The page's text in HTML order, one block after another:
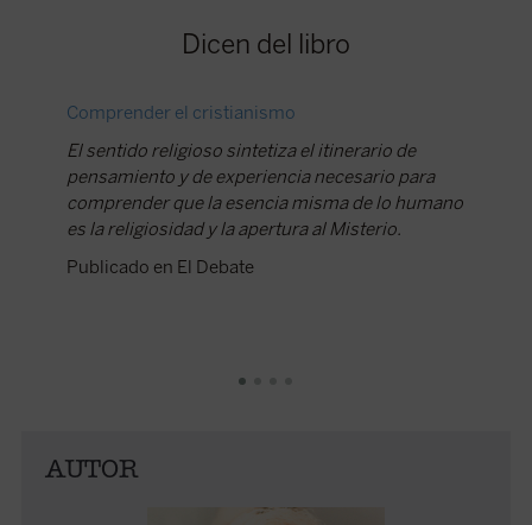
Dicen del libro
Comprender el cristianismo
El sentido religioso sintetiza el itinerario de
pensamiento y de experiencia necesario para
comprender que la esencia misma de lo humano
es la religiosidad y la apertura al Misterio.
Publicado en El Debate
AUTOR